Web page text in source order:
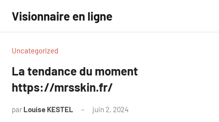
contenu
Visionnaire en ligne
Uncategorized
La tendance du moment
https://mrsskin.fr/
par Louise KESTEL juin 2, 2024